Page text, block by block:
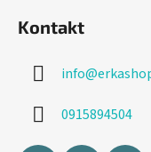
Kontakt
info@
0915894504